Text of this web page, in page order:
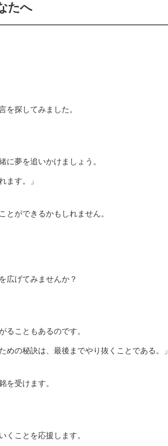
たへ
を探してみました。
に夢を追いかけましょう。
ます。」
とができるかもしれません。
広げてみませんか？
ることもあるのです。
めの秘訣は、最後までやり抜くことである。」
を受けます。
くことを応援します。